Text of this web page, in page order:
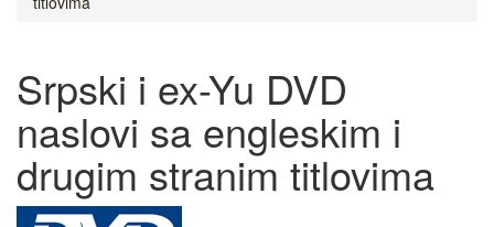
Srpski i ex-Yu DVD
naslovi sa engleskim i
drugim stranim titlovima